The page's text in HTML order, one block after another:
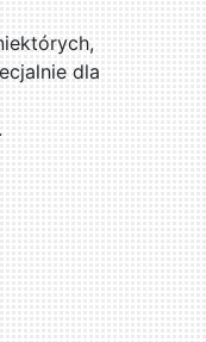
dla